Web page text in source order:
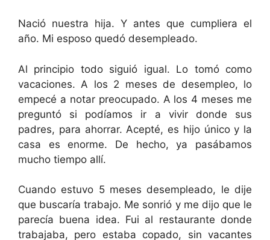
Nació nuestra hija. Y antes que cumpliera el
año. Mi esposo quedó desempleado.
Al principio todo siguió igual. Lo tomó como
vacaciones. A los 2 meses de desempleo, lo
empecé a notar preocupado. A los 4 meses me
preguntó si podíamos ir a vivir donde sus
padres, para ahorrar. Acepté, es hijo único y la
casa es enorme. De hecho, ya pasábamos
mucho tiempo allí.
Cuando estuvo 5 meses desempleado, le dije
que buscaría trabajo. Me sonrió y me dijo que le
parecía buena idea. Fui al restaurante donde
trabajaba, pero estaba copado, sin vacantes